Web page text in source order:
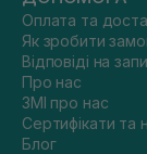
Оплата та
Як зробити
Відповіді на
Про нас
ЗМІ про нас
Сертифікати та
Блог